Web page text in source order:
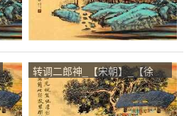
转调二郎神_【宋朝】_【徐
伸】